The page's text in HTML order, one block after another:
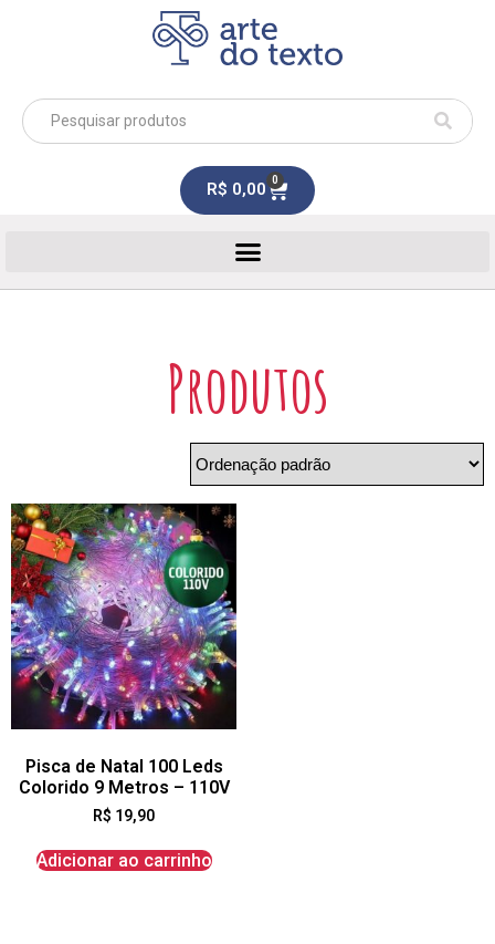
R$ 0,00 0
Produtos
Pisca de Natal 100 Leds
Colorido 9 Metros – 110V
R$ 19,90
Adicionar ao carrinho